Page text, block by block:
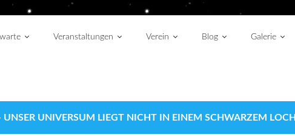
Veranstaltungen Verein Blog Galerie
UNIVERSUM LIEGT NICHT IN EINEM SCHWARZEM LOCH